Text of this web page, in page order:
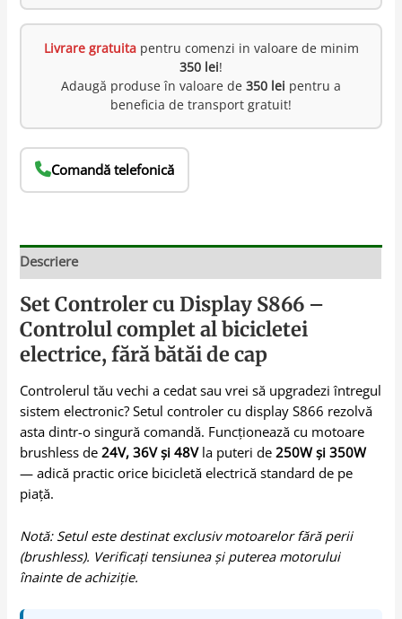
Livrare gratuitapentru comenzi in valoare de minim
350 lei!
Adaugă produse în valoare de 350 lei pentru a
beneficia de transport gratuit!
Comandă telefonică
Descriere
Set Controler cu Display S866 –
Controlul complet al bicicletei
electrice, fără bătăi de cap
Controlerul tău vechi a cedat sau vrei să upgradezi întregul
sistem electronic? Setul controler cu display S866 rezolvă
asta dintr-o singură comandă. Funcționează cu motoare
brushless de24V, 36V și 48Vla puteri de250W și 350W
— adică practic orice bicicletă electrică standard de pe
piață.
Notă: Setul este destinat exclusiv motoarelor fără perii
(brushless). Verificați tensiunea și puterea motorului
înainte de achiziție.